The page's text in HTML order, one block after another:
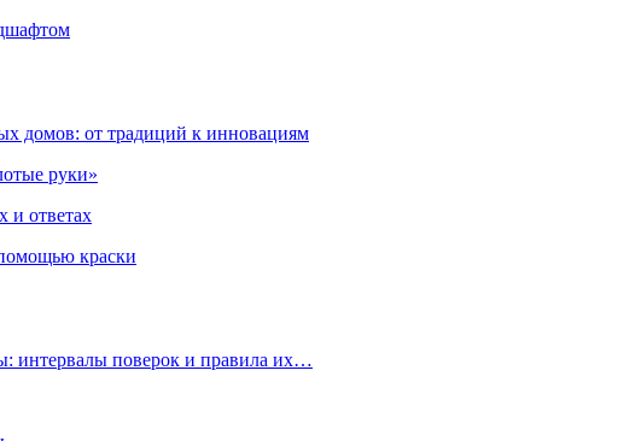
домов: от традиций к инновациям
руки»
и ответах
краски
интервалы поверок и правила их…